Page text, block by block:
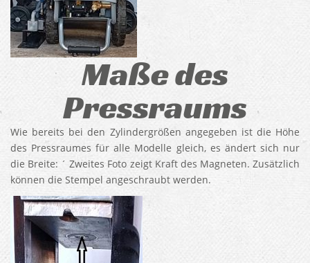
Maße des
Pressraums
Wie bereits bei den Zylindergrößen angegeben ist die Höhe
des Pressraumes für alle Modelle gleich, es ändert sich nur
die Breite: ´ Zweites Foto zeigt Kraft des Magneten. Zusätzlich
können die Stempel angeschraubt werden.